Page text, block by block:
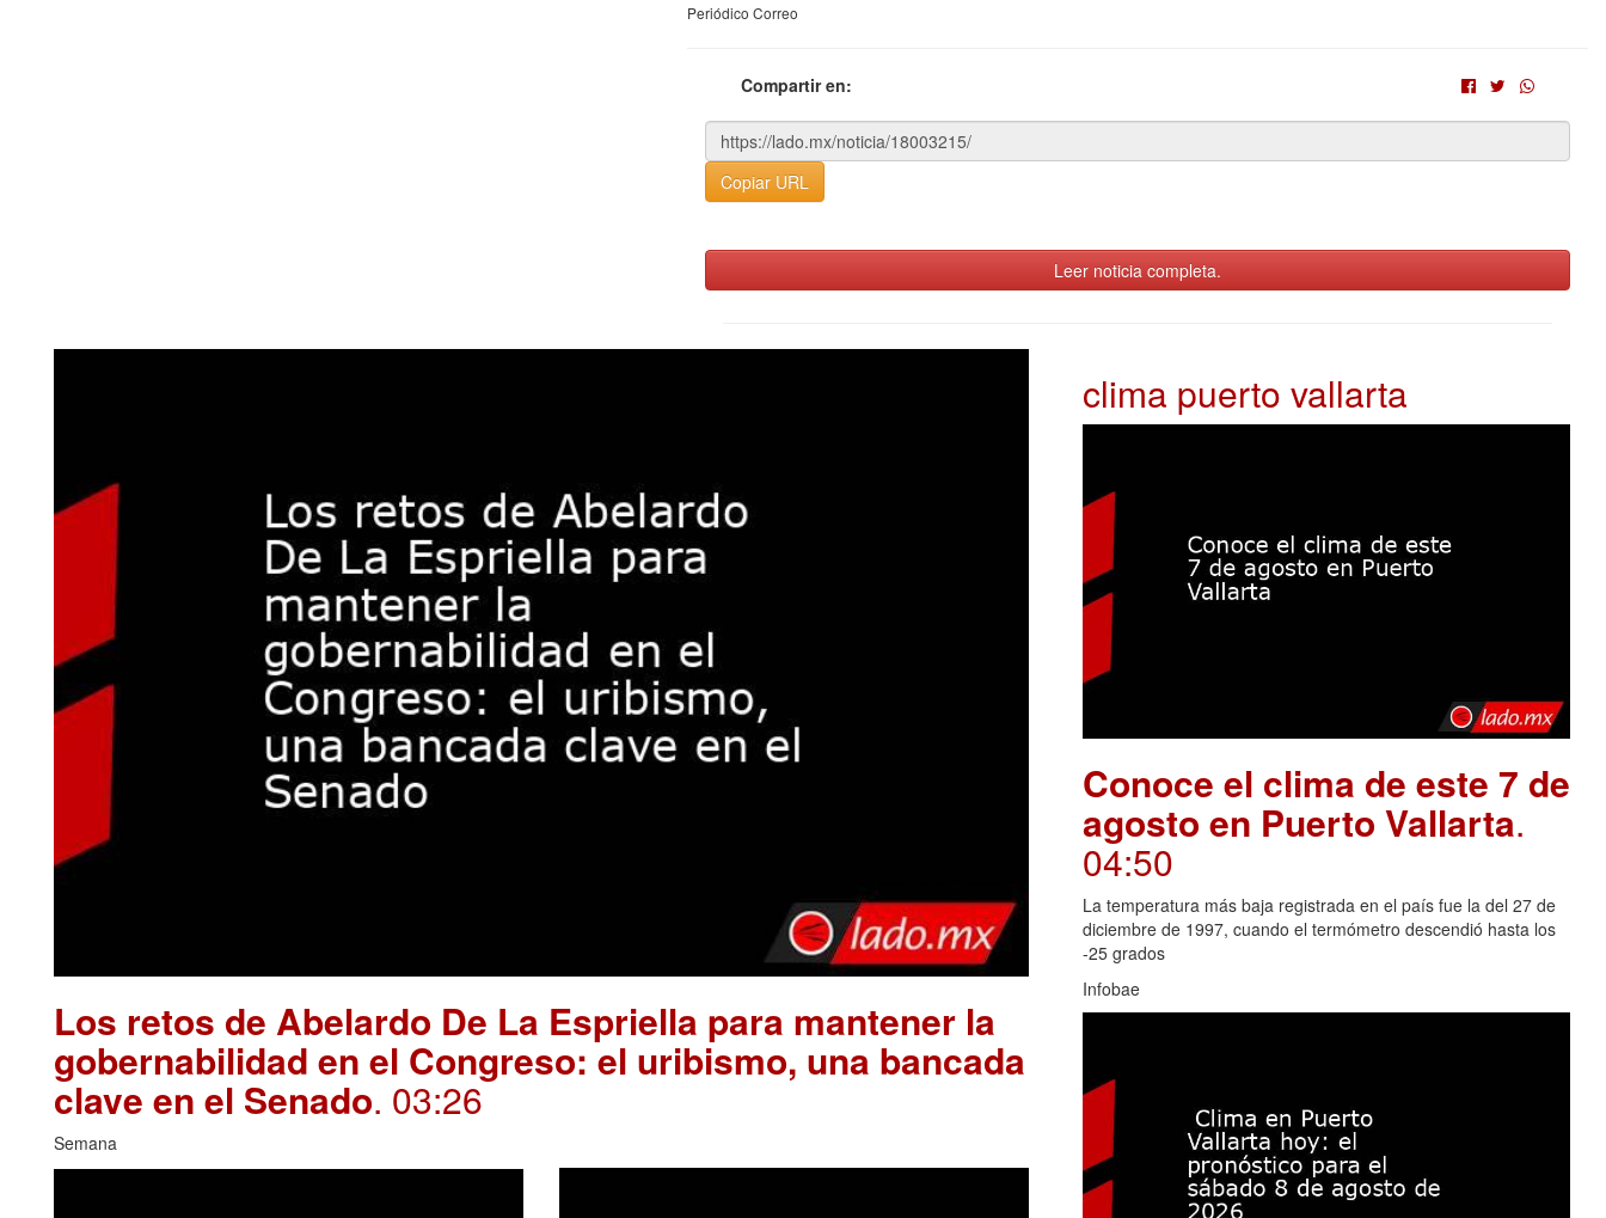
Periódico Correo
Compartir en:
Copiar URL
Leer noticia completa.
Los retos de Abelardo De La Espriella para mantener la
gobernabilidad en el Congreso: el uribismo, una bancada
clave en el Senado. 03:26
Semana
clima puerto vallarta
Conoce el clima de este 7 de
agosto en Puerto Vallarta.
04:50
La temperatura más baja registrada en el país fue la del 27 de
diciembre de 1997, cuando el termómetro descendió hasta los
-25 grados
Infobae